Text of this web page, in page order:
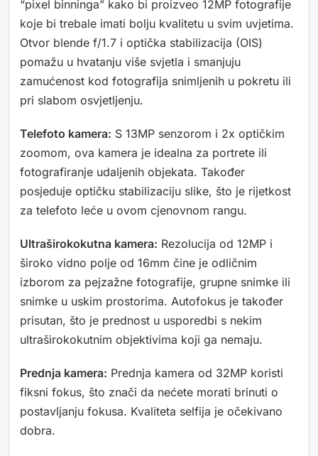
“pixel binninga” kako bi proizveo 12MP fotografije
koje bi trebale imati bolju kvalitetu u svim uvjetima.
Otvor blende f/1.7 i optička stabilizacija (OIS)
pomažu u hvatanju više svjetla i smanjuju
zamućenost kod fotografija snimljenih u pokretu ili
pri slabom osvjetljenju.
Telefoto kamera: S 13MP senzorom i 2x optičkim
zoomom, ova kamera je idealna za portrete ili
fotografiranje udaljenih objekata. Također
posjeduje optičku stabilizaciju slike, što je rijetkost
za telefoto leće u ovom cjenovnom rangu.
Ultraširokokutna kamera: Rezolucija od 12MP i
široko vidno polje od 16mm čine je odličnim
izborom za pejzažne fotografije, grupne snimke ili
snimke u uskim prostorima. Autofokus je također
prisutan, što je prednost u usporedbi s nekim
ultraširokokutnim objektivima koji ga nemaju.
Prednja kamera: Prednja kamera od 32MP koristi
fiksni fokus, što znači da nećete morati brinuti o
postavljanju fokusa. Kvaliteta selfija je očekivano
dobra.